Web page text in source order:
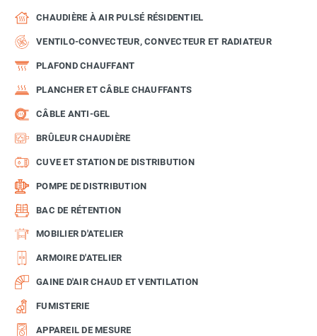
CHAUDIÈRE À AIR PULSÉ RÉSIDENTIEL
VENTILO-CONVECTEUR, CONVECTEUR ET RADIATEUR
PLAFOND CHAUFFANT
PLANCHER ET CÂBLE CHAUFFANTS
CÂBLE ANTI-GEL
BRÛLEUR CHAUDIÈRE
CUVE ET STATION DE DISTRIBUTION
POMPE DE DISTRIBUTION
BAC DE RÉTENTION
MOBILIER D'ATELIER
ARMOIRE D'ATELIER
GAINE D'AIR CHAUD ET VENTILATION
FUMISTERIE
APPAREIL DE MESURE